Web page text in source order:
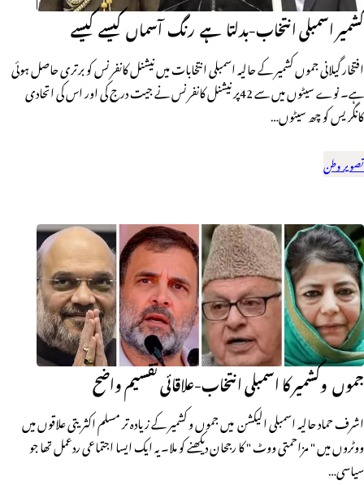
کشمیر اسمبلی انتخاب-بدلتا ہے رنگ آسماں کیسے کیسے
افتخار گیلانی جموں کشمیر کے حالیہ اسمبلی انتخابات میں نیشنل کانفرنس کو برتری حاصل ہوئی
ہے۔ نوے سیٹوں میں سے 42پر نیشنل کانفرنس نے جیت درج کی اور اس کی اتحادی
کانگریس کو چھ سیٹوں…
تصویر وطن
جموں وکشمیر کا اسمبلی انتخاب-علاقائی تقسیم واضح
اشرف حماد حالیہ اسمبلی الیکشن میں جموں و کشمیر کے زیادہ تر مسلم اکثریتی علاقوں میں
ووٹروں میں " مزاحمتی ووٹ " کا رجحان دیکھنے کو ملا۔ یہ ایک ایسا اجتماعی ردعمل تھا جو
سیاسی…